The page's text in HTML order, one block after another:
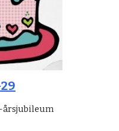
årsjubileum